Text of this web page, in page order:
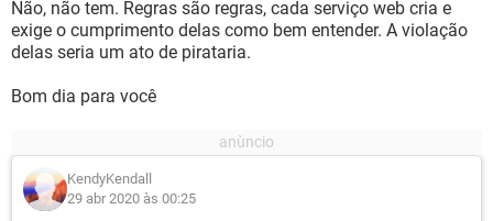
Não, não tem. Regras são regras, cada serviço web cria e
exige o cumprimento delas como bem entender. A violação
delas seria um ato de pirataria.
Bom dia para você
KendyKendall
29 abr 2020 às 00:25